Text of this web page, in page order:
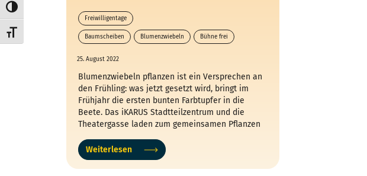
Umschalten auf hohe Kontraste
Schrift vergrößern
Freiwilligentage
Baumscheiben Blumenzwiebeln Bühne frei
Freiwilligentage
25. August 2022
Blumenzwiebeln pflanzen ist ein Versprechen an
den Frühling: was jetzt gesetzt wird, bringt im
Frühjahr die ersten bunten Farbtupfer in die
Beete. Das iKARUS Stadtteilzentrum und die
Theatergasse laden zum gemeinsamen Pflanzen
Weiterlesen